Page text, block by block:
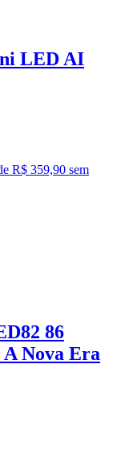
LED AI
R$ 359,90 sem
86
A Nova Era